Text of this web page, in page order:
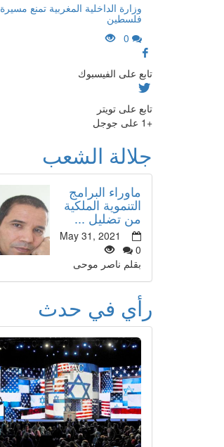
وزارة الداخلية المغربية تمنع مسيرة
فلسطين
تابع على الفيسبوك
تابع على تويتر
+1 على جوجل
جلالة الشعب
ماوراء البرامج
التنموية الملكية
من تضليل ...
May 31, 2021
0
بقلم ناصر موحى
رأي في حدث